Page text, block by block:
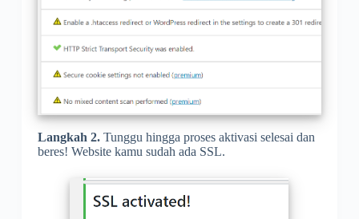
Langkah 2. Tunggu hingga proses aktivasi selesai dan
beres! Website kamu sudah ada SSL.